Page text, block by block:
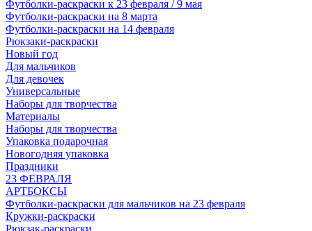
Футболки-раскраски к 23 февраля / 9 мая
Футболки-раскраски на 8 марта
Футболки-раскраски на 14 февраля
Рюкзаки-раскраски
Новый год
Для мальчиков
Для девочек
Универсальные
Наборы для творчества
Материалы
Наборы для творчества
Упаковка подарочная
Новогодняя упаковка
Праздники
23 ФЕВРАЛЯ
АРТБОКСЫ
Футболки-раскраски для мальчиков на 23 февраля
Кружки-раскраски
Рюкзак-раскраски